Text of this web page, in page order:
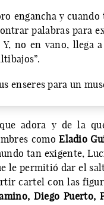
engancha y
palabras para
no en vano, llega
adora y de la
comoEladio
tan exigente,
le permitió dar el
cartel con las
Diego Puerto,